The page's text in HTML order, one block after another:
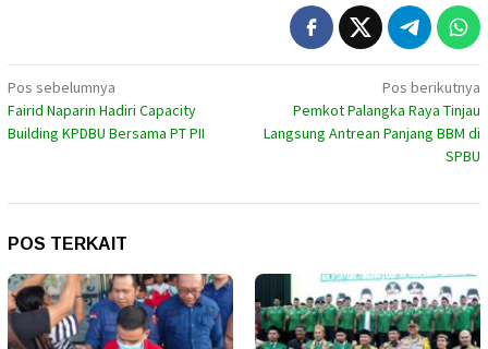
Navigasi
pos
Pos sebelumnya
Fairid Naparin Hadiri Capacity
Building KPDBU Bersama PT PII
Pos berikutnya
Pemkot Palangka Raya Tinjau
Langsung Antrean Panjang BBM di
SPBU
POS TERKAIT